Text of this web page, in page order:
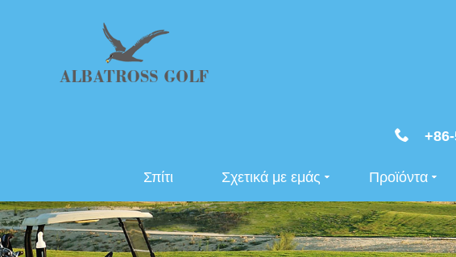
Σπίτι Σχετικά με εμάς Προϊόντα